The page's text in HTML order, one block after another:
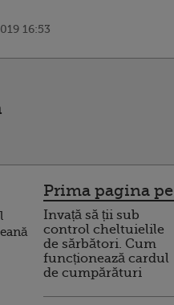
16:53
Prima pagina
Invață să ții sub
control cheltuielile
de sărbători. Cum
funcționează cardul
de cumpărături